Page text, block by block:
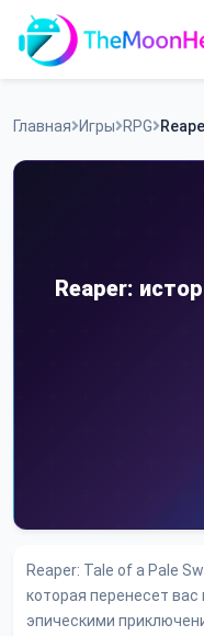
Skip
content
Приложения
Главная Игры RPG
Reaper:
Reaper: Tale of a Pale
которая перенесет
эпическими